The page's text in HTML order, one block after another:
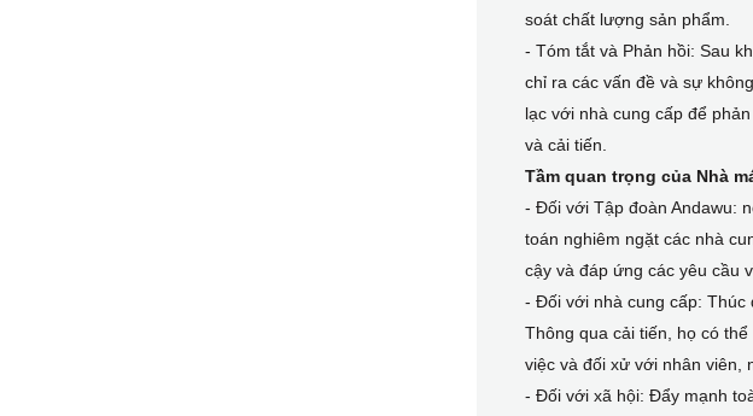
soát chất lượng sản phẩm.
- Tóm tắt và Phản hồi: Sau
chỉ ra các vấn đề và sự
lạc với nhà cung cấp để
và cải tiến.
Tầm quan trọng của Nhà
- Đối với Tập đoàn Andawu:
toán nghiêm ngặt các nhà
cậy và đáp ứng các yêu cầu
- Đối với nhà cung cấp: Thúc
Thông qua cải tiến, họ có
việc và đối xử với nhân viên,
- Đối với xã hội: Đẩy mạnh